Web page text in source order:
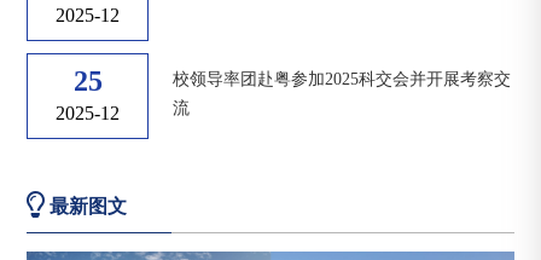
2025-12
25
2025-12
校领导率团赴粤参加2025科交会并开展考察交
流
最新图文